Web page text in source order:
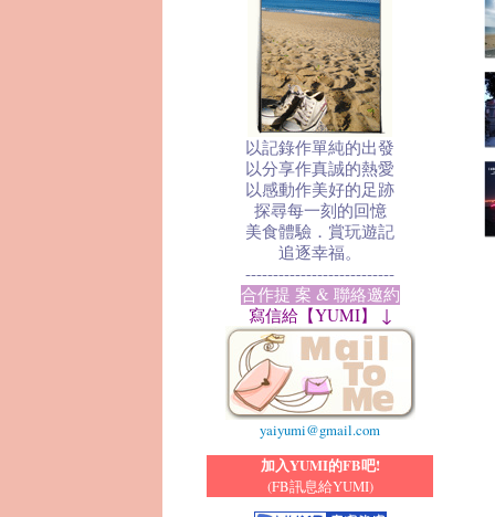
以記錄作單純的出發
以分享作真誠的熱愛
以感動作美好的足跡
探尋每一刻的回憶
美食體驗．賞玩遊記
追逐幸福。
---------------------------
合作提 案 & 聯絡邀約
寫信給【YUMI】 ↓
yaiyumi@gmail.com
加入YUMI的FB吧!
(FB訊息給YUMI)